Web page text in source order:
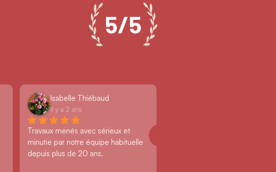
Isabelle Thiébaud
il y a 2 ans
Travaux menés avec sérieux et
minutie par notre équipe habituelle
depuis plus de 20 ans.